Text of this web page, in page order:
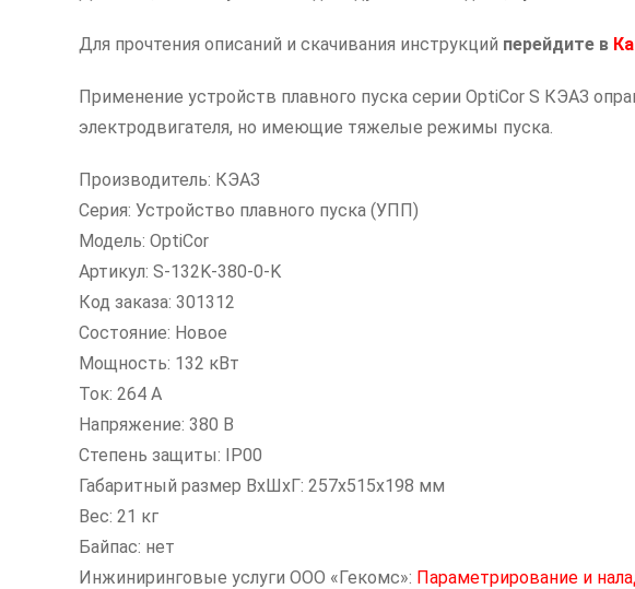
Для прочтения описаний и скачивания инструкций перейдите в
Применение устройств плавного пуска серии OptiCor S КЭАЗ
электродвигателя, но имеющие тяжелые режимы пуска.
Производитель: КЭАЗ
Серия: Устройство плавного пуска (УПП)
Модель: OptiCor
Артикул: S-132K-380-0-K
Код заказа: 301312
Состояние: Новое
Мощность: 132 кВт
Ток: 264 А
Напряжение: 380 В
Степень защиты: IP00
Габаритный размер ВxШxГ: 257х515х198 мм
Вес: 21 кг
Байпас: нет
Инжиниринговые услуги ООО «Гекомс»: Параметрирование и